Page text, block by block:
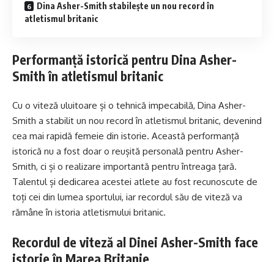
Dina Asher-Smith stabilește un nou record în
atletismul britanic
Performanță istorică pentru Dina Asher-
Smith în atletismul britanic
Cu o viteză uluitoare și o tehnică impecabilă, Dina Asher-
Smith a stabilit un nou record în atletismul britanic, devenind
cea mai rapidă femeie din istorie. Această performanță
istorică nu a fost doar o reușită personală pentru Asher-
Smith, ci și o realizare importantă pentru întreaga țară.
Talentul și dedicarea acestei atlete au fost recunoscute de
toți cei din lumea sportului, iar recordul său de viteză va
rămâne în istoria atletismului britanic.
Recordul de viteză al Dinei Asher-Smith face
istorie în Marea Britanie